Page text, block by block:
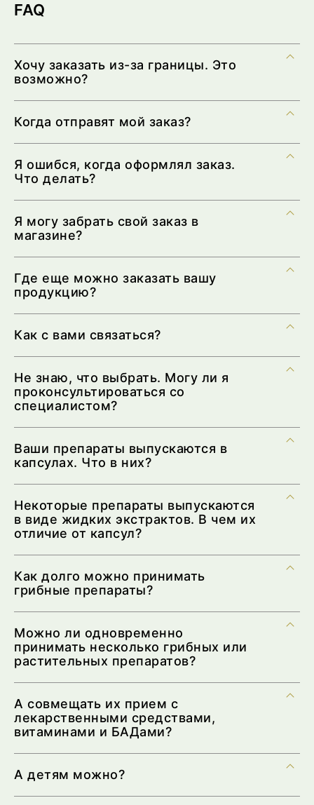
FAQ
Хочу заказать из-за границы. Это
возможно?
Когда отправят мой заказ?
Я ошибся, когда оформлял заказ.
Что делать?
Я могу забрать свой заказ в
магазине?
Где еще можно заказать вашу
продукцию?
Как с вами связаться?
Не знаю, что выбрать. Могу ли я
проконсультироваться со
специалистом?
Ваши препараты выпускаются в
капсулах. Что в них?
Некоторые препараты выпускаются
в виде жидких экстрактов. В чем их
отличие от капсул?
Как долго можно принимать
грибные препараты?
Можно ли одновременно
принимать несколько грибных или
растительных препаратов?
А совмещать их прием с
лекарственными средствами,
витаминами и БАДами?
А детям можно?